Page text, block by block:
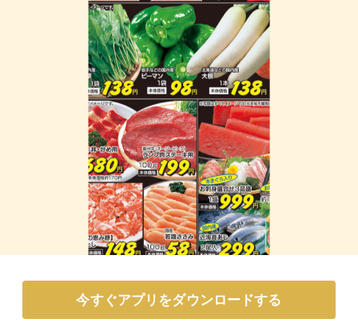
今すぐアプリをダウンロードする